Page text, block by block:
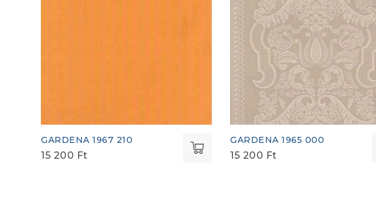
GARDENA 1967 210
15 200 Ft
GARDENA 1965 000
15 200 Ft